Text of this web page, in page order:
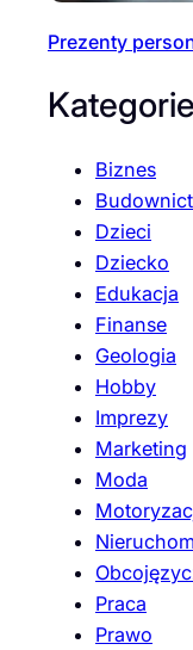
Prezenty
Kategorie
Biznes
Dzieci
Dziecko
Edukacja
Finanse
Geologia
Hobby
Imprezy
Marketing
Moda
Praca
Prawo